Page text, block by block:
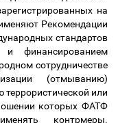
на
Рекомендации
стандартов
финансированием
сотрудничестве
(отмыванию)
или
которых ФАТФ
контрмеры.